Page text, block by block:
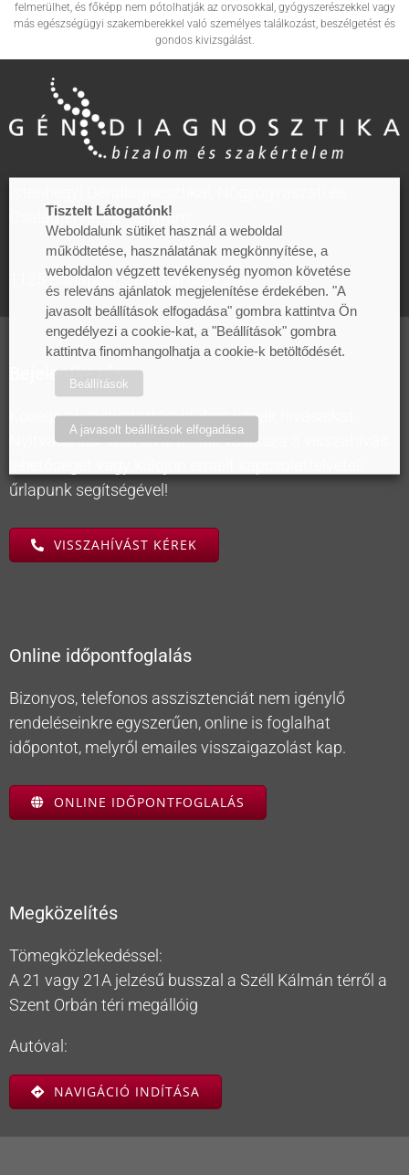
felmerülhet, és főképp nem pótolhatják az orvosokkal, gyógyszerészekkel vagy
más egészségügyi szakemberekkel való személyes találkozást, beszélgetést és
gondos kivizsgálást.
Családtervezési Centrum
1125 Budapest, Zalatnai utca 2.
Bejelentkezés
Kollégáink nyitvatartási időben várják hívásaikat.
Nyitvatartási időn kívül kérjük válassza a visszahívás
űrlapunk segítségével!
VISSZAHÍVÁST KÉREK
Online időpontfoglalás
Bizonyos, telefonos asszisztenciát nem igénylő
rendeléseinkre egyszerűen, online is foglalhat
időpontot, melyről emailes visszaigazolást kap.
ONLINE IDŐPONTFOGLALÁS
Megközelítés
Tömegközlekedéssel:
A 21 vagy 21A jelzésű busszal a Széll Kálmán térről a
Szent Orbán téri megállóig
Autóval:
NAVIGÁCIÓ INDÍTÁSA
Tisztelt Látogatónk!
Weboldalunk sütiket használ a weboldal
működtetése, használatának megkönnyítése, a
weboldalon végzett tevékenység nyomon követése
és releváns ajánlatok megjelenítése érdekében. "A
javasolt beállítások elfogadása" gombra kattintva Ön
engedélyezi a cookie-kat, a "Beállítások" gombra
kattintva finomhangolhatja a cookie-k betöltődését.
Beállítások
A javasolt beállítások elfogadása